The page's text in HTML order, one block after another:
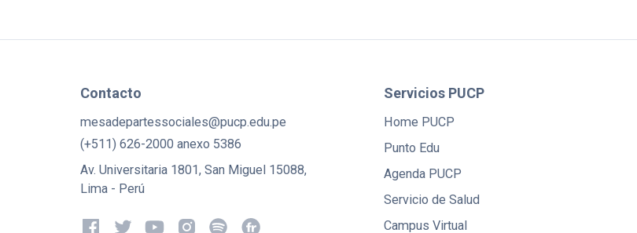
Contacto
mesadepartessociales@pucp.edu.pe
(+511) 626-2000 anexo 5386
Av. Universitaria 1801, San Miguel 15088,
Lima - Perú
Servicios PUCP
Home PUCP
Punto Edu
Agenda PUCP
Servicio de Salud
Campus Virtual